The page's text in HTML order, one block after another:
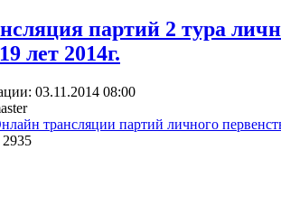
партий 2 тура
лет 2014г.
03.11.2014 08:00
трансляции партий личного